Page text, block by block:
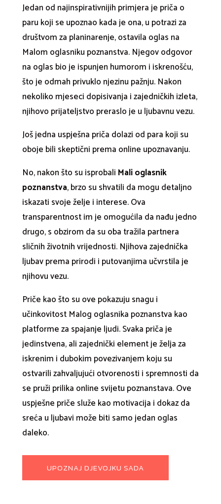
Jedan od najinspirativnijih primjera je priča o
paru koji se upoznao kada je ona, u potrazi za
društvom za planinarenje, ostavila oglas na
Malom oglasniku poznanstva. Njegov odgovor
na oglas bio je ispunjen humorom i iskrenošću,
što je odmah privuklo njezinu pažnju. Nakon
nekoliko mjeseci dopisivanja i zajedničkih izleta,
njihovo prijateljstvo preraslo je u ljubavnu vezu.
Još jedna uspješna priča dolazi od para koji su
oboje bili skeptični prema online upoznavanju.
No, nakon što su isprobali Mali oglasnik
poznanstva, brzo su shvatili da mogu detaljno
iskazati svoje želje i interese. Ova
transparentnost im je omogućila da nađu jedno
drugo, s obzirom da su oba tražila partnera
sličnih životnih vrijednosti. Njihova zajednička
ljubav prema prirodi i putovanjima učvrstila je
njihovu vezu.
Priče kao što su ove pokazuju snagu i
učinkovitost Malog oglasnika poznanstva kao
platforme za spajanje ljudi. Svaka priča je
jedinstvena, ali zajednički element je želja za
iskrenim i dubokim povezivanjem koju su
ostvarili zahvaljujući otvorenosti i spremnosti da
se pruži prilika online svijetu poznanstava. Ove
uspješne priče služe kao motivacija i dokaz da
sreća u ljubavi može biti samo jedan oglas
daleko.
UPOZNAJ DJEVOJKU SADA